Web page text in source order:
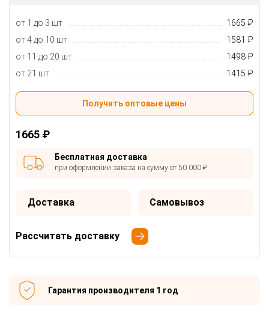
от 1 до 3 шт
1665 ₽
от 4 до 10 шт
1581 ₽
от 11 до 20 шт
1498 ₽
от 21 шт
1415 ₽
Получить оптовые цены
1665 ₽
Бесплатная доставка
при оформлении заказа на сумму от 50 000 ₽
Доставка Самовывоз
Рассчитать доставку
Гарантия производителя 1 год